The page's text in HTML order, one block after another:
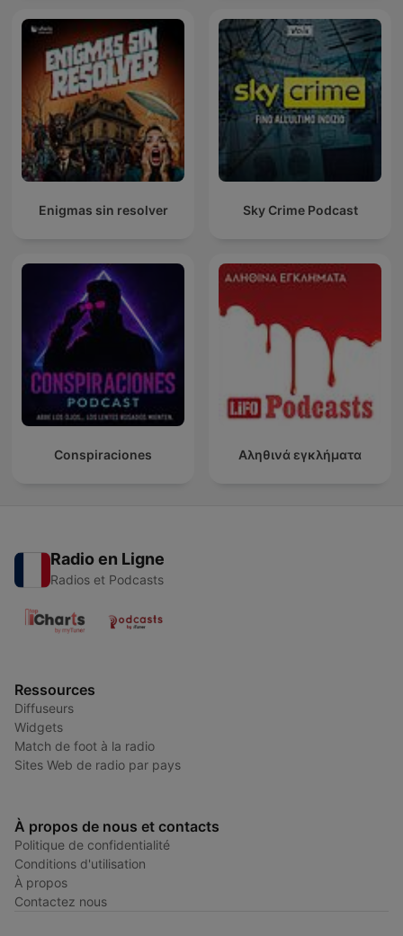
Enigmas sin resolver Sky Crime Podcast
Conspiraciones Αληθινά εγκλήματα
Radio en Ligne
Radios et Podcasts
Ressources
Diffuseurs
Widgets
Match de foot à la radio
Sites Web de radio par pays
À propos de nous et contacts
Politique de confidentialité
Conditions d'utilisation
À propos
Contactez nous